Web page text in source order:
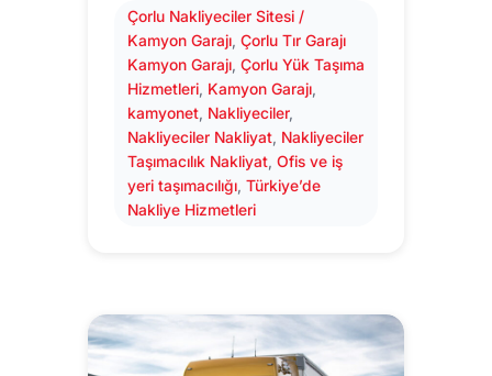
Çorlu Nakliyeciler Sitesi /
Kamyon Garajı, Çorlu Tır Garajı
Kamyon Garajı, Çorlu Yük Taşıma
Hizmetleri, Kamyon Garajı
kamyonet, Nakliyeciler
Nakliyeciler Nakliyat, Nakliyeciler
Taşımacılık Nakliyat, Ofis ve iş
yeri taşımacılığı, Türkiye’de
Nakliye Hizmetleri